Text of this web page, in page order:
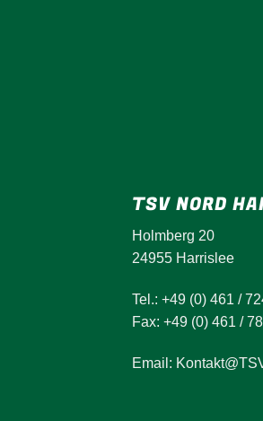
TSV NORD
Holmberg 20
24955 Harrislee
Tel.: +49 (0) 461 /
Fax: +49 (0) 461 /
Email: